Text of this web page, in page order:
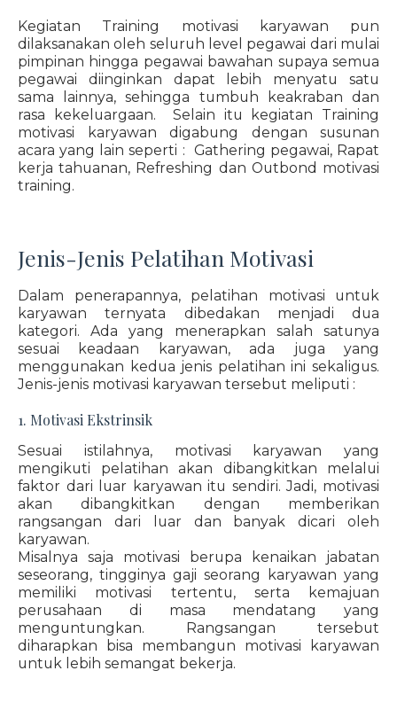
Kegiatan Training motivasi karyawan pun
dilaksanakan oleh seluruh level pegawai dari mulai
pimpinan hingga pegawai bawahan supaya semua
pegawai diinginkan dapat lebih menyatu satu
sama lainnya, sehingga tumbuh keakraban dan
rasa kekeluargaan. Selain itu kegiatan Training
motivasi karyawan digabung dengan susunan
acara yang lain seperti : Gathering pegawai, Rapat
kerja tahuanan, Refreshing dan Outbond motivasi
training.
Jenis-Jenis Pelatihan Motivasi
Dalam penerapannya, pelatihan motivasi untuk
karyawan ternyata dibedakan menjadi dua
kategori. Ada yang menerapkan salah satunya
sesuai keadaan karyawan, ada juga yang
menggunakan kedua jenis pelatihan ini sekaligus.
Jenis-jenis motivasi karyawan tersebut meliputi :
1. Motivasi Ekstrinsik
Sesuai istilahnya, motivasi karyawan yang
mengikuti pelatihan akan dibangkitkan melalui
faktor dari luar karyawan itu sendiri. Jadi, motivasi
akan dibangkitkan dengan memberikan
rangsangan dari luar dan banyak dicari oleh
karyawan.
Misalnya saja motivasi berupa kenaikan jabatan
seseorang, tingginya gaji seorang karyawan yang
memiliki motivasi tertentu, serta kemajuan
perusahaan di masa mendatang yang
menguntungkan. Rangsangan tersebut
diharapkan bisa membangun motivasi karyawan
untuk lebih semangat bekerja.